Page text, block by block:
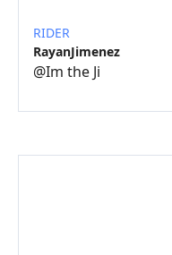
RIDER
RayanJimenez
@Im the Ji